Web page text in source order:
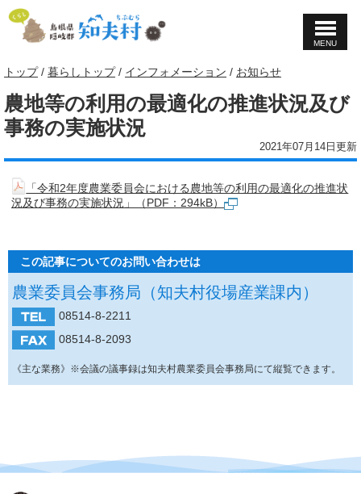
このページの本文へ
MENU
現
の
位
置：
トップ/ 暮らしトップ/ インフォメーション / お知らせ
農地等の利用の最適化の推進状況及び
事務の実施状況
2021年07月14日更新
「令和2年度農業委員会における農地等の利用の最適化の推進状
況及び事務の実施状況」（PDF：294kB）
この記事についてのお問い合わせは
農業委員会事務局（知夫村役場産業課内）
08514-8-2211
08514-8-2093
《主な業務》※会議の議事録は知夫村農業委員会事務局にて縦覧できます。